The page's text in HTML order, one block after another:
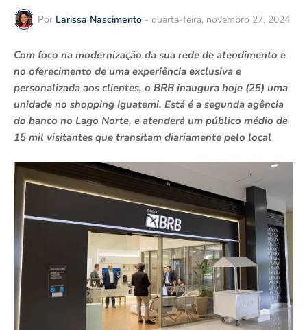
Por Larissa Nascimento - quarta-feira, novembro 27, 2024
Com foco na modernização da sua rede de atendimento e
no oferecimento de uma experiência exclusiva e
personalizada aos clientes, o BRB inaugura hoje (25) uma
unidade no shopping Iguatemi. Está é a segunda agência
do banco no Lago Norte, e atenderá um público médio de
15 mil visitantes que transitam diariamente pelo local